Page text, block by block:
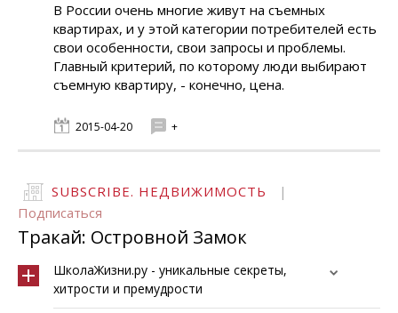
В России очень многие живут на съемных
квартирах, и у этой категории потребителей есть
свои особенности, свои запросы и проблемы.
Главный критерий, по которому люди выбирают
съемную квартиру, - конечно, цена.
2015-04-20 +
SUBSCRIBE. НЕДВИЖИМОСТЬ
|
Подписаться
Тракай: Островной Замок
ШколаЖизни.ру - уникальные секреты,
хитрости и премудрости